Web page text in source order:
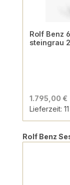
Rolf Benz
steingrau
1.795,00 €
Lieferzeit:
Rolf Benz